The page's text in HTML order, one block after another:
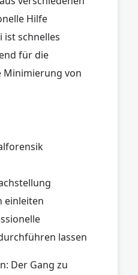
Hilfe
ist schnelles
für die
Minimierung von
einleiten
lassen
Der Gang zu